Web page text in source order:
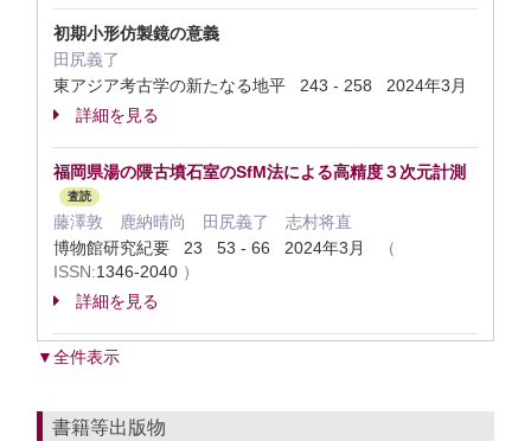
初期小形仿製鏡の意義
田尻義了
東アジア考古学の新たなる地平 243 - 258 2024年3月
詳細を見る
福岡県湯の隈古墳石室のSfM法による高精度３次元計測
査読
藤澤敦 鹿納晴尚 田尻義了 志村将直
博物館研究紀要 23 53 - 66 2024年3月
（
ISSN:1346-2040 ）
詳細を見る
▼全件表示
書籍等出版物